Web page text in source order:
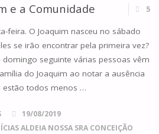
e a Comunidade 5
feira. O Joaquim nasceu no sábado
se irão encontrar pela primeira vez?
domingo seguinte várias pessoas vêm
do Joaquim ao notar a ausência
estão todos menos …
19/08/2019
ALDEIA NOSSA SRA CONCEIÇÃO